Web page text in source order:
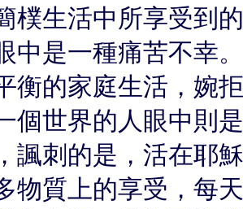
樸生活中所享受到
中是一種痛苦不幸
衡的家庭生活，婉
個世界的人眼中則
諷刺的是，活在耶
物質上的享受，每